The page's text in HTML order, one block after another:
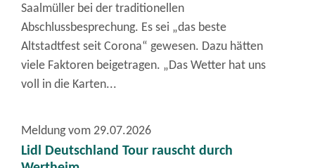
Saalmüller bei der traditionellen
Abschlussbesprechung. Es sei „das beste
Altstadtfest seit Corona“ gewesen. Dazu hätten
viele Faktoren beigetragen. „Das Wetter hat uns
voll in die Karten...
Meldung vom 29.07.2026
Lidl Deutschland Tour rauscht durch